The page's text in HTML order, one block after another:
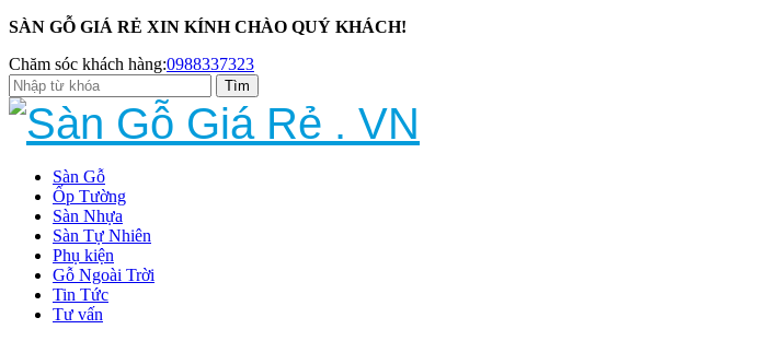
SÀN GỖ GIÁ RẺ XIN KÍNH CHÀO QUÝ KHÁCH!
Chăm sóc khách hàng:0988337323
Sàn Gỗ
Ốp Tường
Sàn Nhựa
Sàn Tự Nhiên
Phụ kiện
Gỗ Ngoài Trời
Tin Tức
Tư vấn